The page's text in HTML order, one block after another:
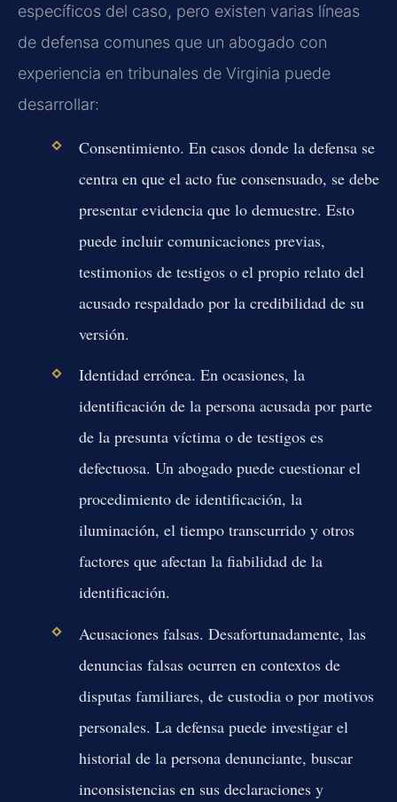
específicos del caso, pero existen varias líneas
de defensa comunes que un abogado con
experiencia en tribunales de Virginia puede
desarrollar:
Consentimiento. En casos donde la defensa se
centra en que el acto fue consensuado, se debe
presentar evidencia que lo demuestre. Esto
puede incluir comunicaciones previas,
testimonios de testigos o el propio relato del
acusado respaldado por la credibilidad de su
versión.
Identidad errónea. En ocasiones, la
identificación de la persona acusada por parte
de la presunta víctima o de testigos es
defectuosa. Un abogado puede cuestionar el
procedimiento de identificación, la
iluminación, el tiempo transcurrido y otros
factores que afectan la fiabilidad de la
identificación.
Acusaciones falsas. Desafortunadamente, las
denuncias falsas ocurren en contextos de
disputas familiares, de custodia o por motivos
personales. La defensa puede investigar el
historial de la persona denunciante, buscar
inconsistencias en sus declaraciones y